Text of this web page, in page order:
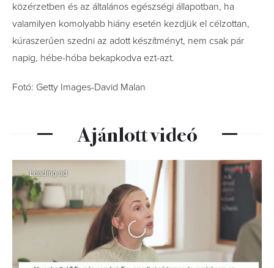
közérzetben és az általános egészségi állapotban, ha
valamilyen komolyabb hiány esetén kezdjük el célzottan,
kúraszerűen szedni az adott készítményt, nem csak pár
napig, hébe-hóba bekapkodva ezt-azt.
Fotó: Getty Images-David Malan
Ajánlott videó
Loading ad